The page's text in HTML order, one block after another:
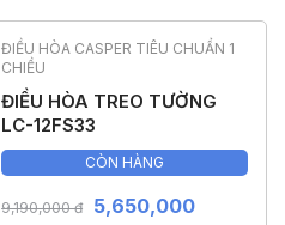
ĐIỀU HÒA CASPER TIÊU CHUẨN 1
CHIỀU
ĐIỀU HÒA TREO TƯỜNG
LC-12FS33
CÒN HÀNG
9,190,000 đ 5,650,000